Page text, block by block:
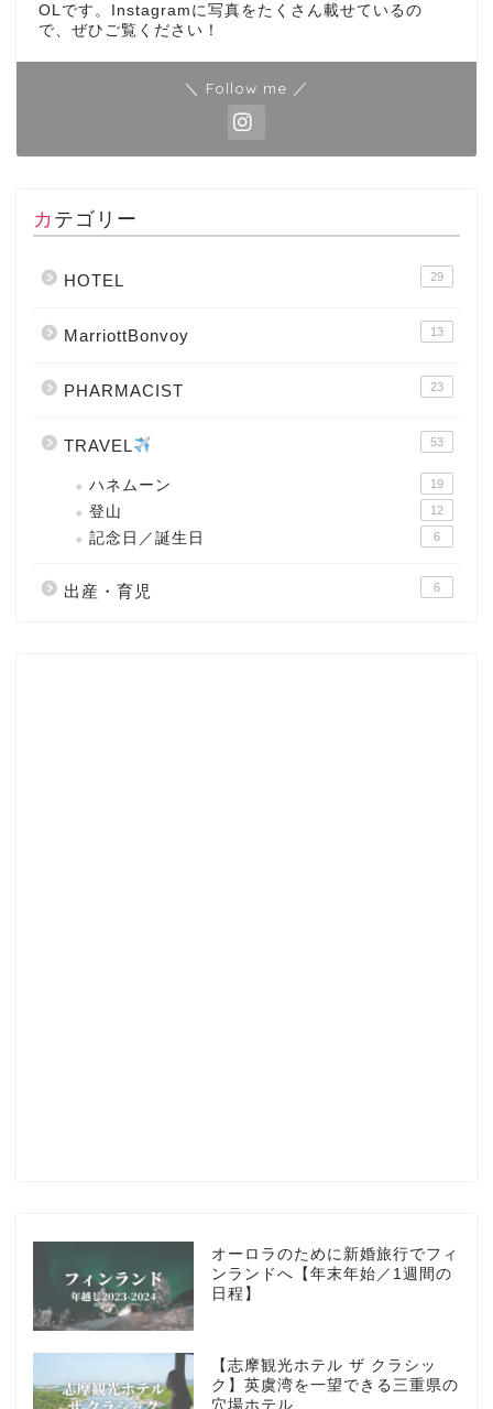
OLです。Instagramに写真をたくさん載せているの
で、ぜひご覧ください！
＼ Follow me ／
カテゴリー
HOTEL 29
MarriottBonvoy 13
PHARMACIST 23
TRAVEL 53
ハネムーン 19
登山 12
記念日／誕生日 6
出産・育児 6
オーロラのために新婚旅行でフィ
ンランドへ【年末年始／1週間の
日程】
【志摩観光ホテル ザ クラシッ
ク】英虞湾を一望できる三重県の
穴場ホテル
HOTEL
TRAVEL